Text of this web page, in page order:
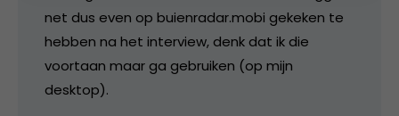
net dus even op buienradar.mobi gekeken te
hebben na het interview, denk dat ik die
voortaan maar ga gebruiken (op mijn
desktop).